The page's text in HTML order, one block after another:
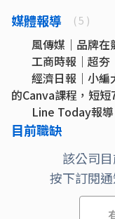
媒體報導 ( 5 )
風傳媒｜品牌
工商時報｜超夯
經濟日報｜小編
的Canva課程，短短
Line Today報導
Yahoo 新聞！
目前職缺
該公司
按下訂閱